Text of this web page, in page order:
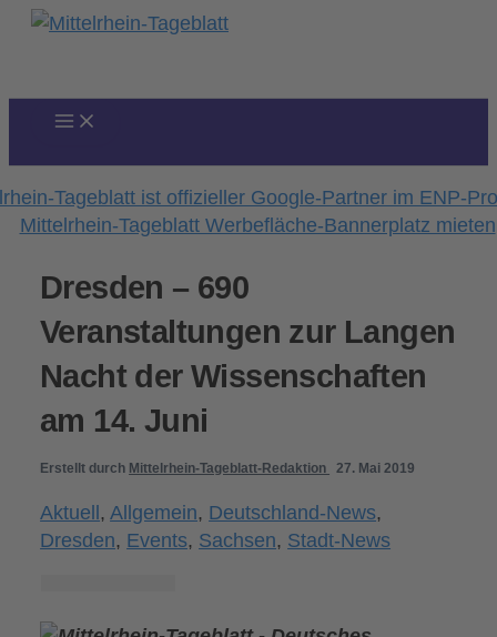
Zum
Dresden – 690
Veranstaltungen zur Langen
Nacht der Wissenschaften
am 14. Juni
Erstellt durch Mittelrhein-Tageblatt-Redaktion 27. Mai 2019
Aktuell,Allgemein, Deutschland-News,
Dresden, Events, Sachsen, Stadt-News